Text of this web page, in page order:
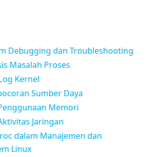
Debugging dan Troubleshooting
Masalah Proses
Kernel
Sumber Daya
Memori
Jaringan
dalam Manajemen dan
Linux